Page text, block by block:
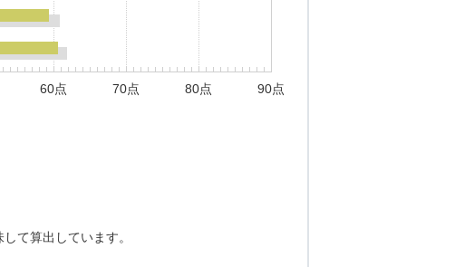
60点 70点 80点 90点
て算出しています。